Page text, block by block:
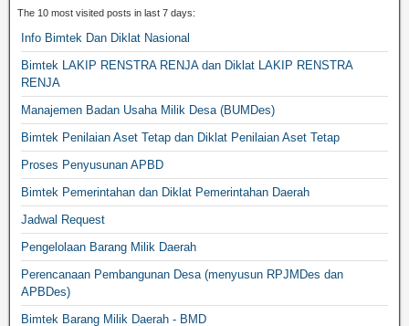
The 10 most visited posts in last 7 days:
Info Bimtek Dan Diklat Nasional
Bimtek LAKIP RENSTRA RENJA dan Diklat LAKIP RENSTRA
RENJA
Manajemen Badan Usaha Milik Desa (BUMDes)
Bimtek Penilaian Aset Tetap dan Diklat Penilaian Aset Tetap
Proses Penyusunan APBD
Bimtek Pemerintahan dan Diklat Pemerintahan Daerah
Jadwal Request
Pengelolaan Barang Milik Daerah
Perencanaan Pembangunan Desa (menyusun RPJMDes dan
APBDes)
Bimtek Barang Milik Daerah - BMD